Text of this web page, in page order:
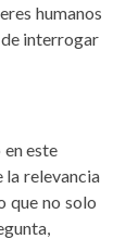
humanos
interrogar
este
la relevancia
que no solo